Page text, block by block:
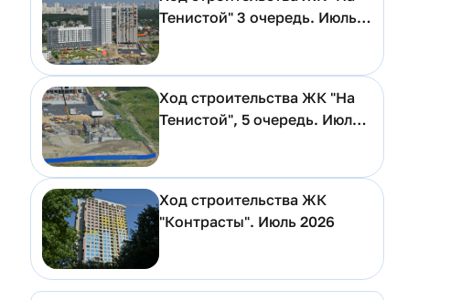
Тенистой" 3 очередь. Июль
Ход строительства ЖК "На
Тенистой", 5 очередь. Июль
Ход строительства ЖК
"Контрасты". Июль 2026